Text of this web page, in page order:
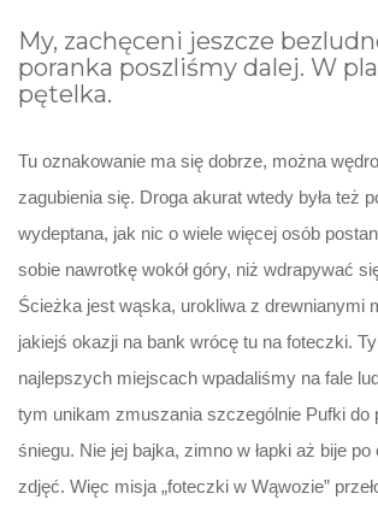
My, zachęceni jeszcze
poranka poszliśmy dalej. W
pętelka.
Tu oznakowanie ma się dobrze, można
zagubienia się. Droga akurat wtedy była też
wydeptana, jak nic o wiele więcej osób
sobie nawrotkę wokół góry, niż wdrapywać
Ścieżka jest wąska, urokliwa z drewnianymi
jakiejś okazji na bank wrócę tu na foteczki.
najlepszych miejscach wpadaliśmy na fale
tym unikam zmuszania szczególnie Pufki do
śniegu. Nie jej bajka, zimno w łapki aż bije
zdjęć. Więc misja „foteczki w Wąwozie”